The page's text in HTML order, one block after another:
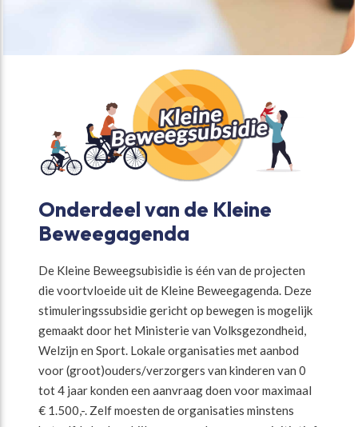
Onderdeel van de Kleine
Beweegagenda
De Kleine Beweegsubisidie is één van de projecten
die voortvloeide uit de Kleine Beweegagenda. Deze
stimuleringssubsidie gericht op bewegen is mogelijk
gemaakt door het Ministerie van Volksgezondheid,
Welzijn en Sport. Lokale organisaties met aanbod
voor (groot)ouders/verzorgers van kinderen van 0
tot 4 jaar konden een aanvraag doen voor maximaal
€ 1.500,-. Zelf moesten de organisaties minstens